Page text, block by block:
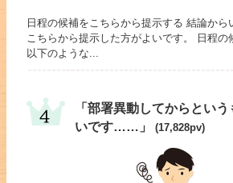
日程の候補をこちらから提示する 結論から
こちらから提示した方がよいです。 日程の
以下のような...
「部署異動してからとい
いです……」
(17,828pv)